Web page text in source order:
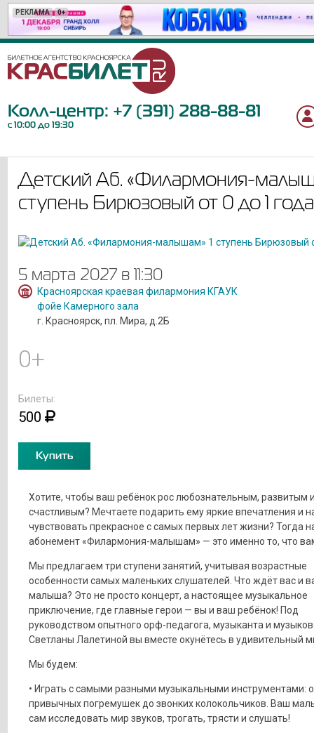
РЕКЛАМА 0+
РЕКЛАМА 12+
РЕКЛАМА 12+
РЕКЛАМА 6+
РЕКЛАМА 12+
РЕКЛАМА 12+
РЕКЛАМА 16+
РЕКЛАМА 6+
РЕКЛАМА 6+
РЕКЛАМА 18+
РЕКЛАМА 16+
РЕКЛАМА 18+
РЕКЛАМА 12+
РЕКЛАМА 12+
РЕКЛАМА 12+
РЕКЛАМА 6+
РЕКЛАМА 6+
РЕКЛАМА 6+
РЕКЛАМА 12+
РЕКЛАМА 12+
Колл-центр: +7 (391) 288-88-81
с 10:00 до 19:30
Детский Аб. «Филармония-
ступень Бирюзовый от 0 до 1 года
5 марта 2027 в 11:30
Красноярская краевая филармония КГАУК
фойе Камерного зала
г. Красноярск, пл. Мира, д.2Б
0+
Билеты:
500
Купить
Хотите, чтобы ваш ребёнок рос любознательным, развитым
счастливым? Мечтаете подарить ему яркие впечатления и
чувствовать прекрасное с самых первых лет жизни? Тогда
абонемент «Филармония-малышам» — это именно то, что
Мы предлагаем три ступени занятий, учитывая возрастные
особенности самых маленьких слушателей. Что ждёт вас и
малыша? Это не просто концерт, а настоящее музыкальное
приключение, где главные герои — вы и ваш ребёнок! Под
руководством опытного орф-педагога, музыканта и
Светланы Лалетиной вы вместе окунётесь в удивительный
Мы будем:
• Играть с самыми разными музыкальными инструментами:
привычных погремушек до звонких колокольчиков. Ваш
сам исследовать мир звуков, трогать, трясти и слушать!